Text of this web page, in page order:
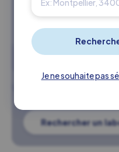
Je ne souhaite pas
Trouvez un
proximité
Rechercher un